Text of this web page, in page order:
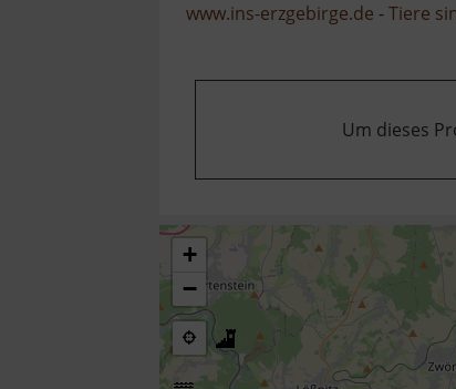
www.ins-erzgebirge.de -Tiere
Um dieses
+
−